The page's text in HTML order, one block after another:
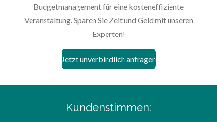
Budgetmanagement für eine kosteneffiziente
Veranstaltung. Sparen Sie Zeit und Geld mit unseren
Experten!
Jetzt unverbindlich anfragen
Kundenstimmen: